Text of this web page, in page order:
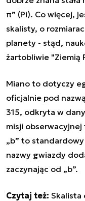
π” (Pi). Co więcej,
skalisty, o
planety - stąd,
żartobliwie "Ziemią
Miano to dotyczy
oficjalnie pod
315, odkryta w
misji
„b” to
nazwy gwiazdy
zaczynając od „b”.
Czytaj też: Skalista